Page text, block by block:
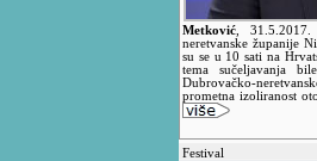
Metković
neretvanske županije
su se u 10 sati na
tema sučeljavanja
Dubrovačko-
prometna izoliranost
Festival